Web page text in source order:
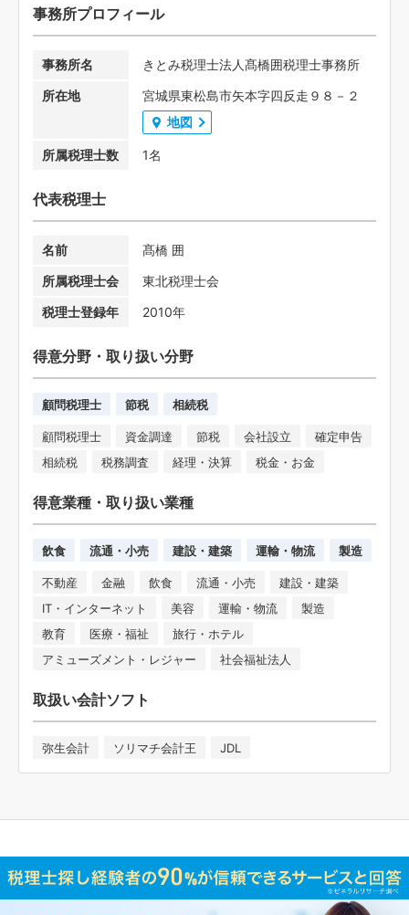
事務所プロフィール
事務所名
きとみ税理士法人髙橋囲税理士事務所
所在地
宮城県東松島市矢本字四反走９８－２
地図
所属税理士数 1名
代表税理士
名前
髙橋 囲
所属税理士会
東北税理士会
税理士登録年
2010年
得意分野・取り扱い分野
顧問税理士 節税 相続税
顧問税理士 資金調達 節税 会社設立
確定申告
相続税
税務調査 経理・決算 税金・お金
得意業種・取り扱い業種
飲食 流通・小売 建設・建築 運輸・物流 製造
不動産 金融 飲食 流通・小売
建設・建築
IT・インターネット
美容 運輸・物流
製造
教育
医療・福祉
旅行・ホテル
アミューズメント・レジャー
社会福祉法人
取扱い会計ソフト
弥生会計 ソリマチ会計王 JDL